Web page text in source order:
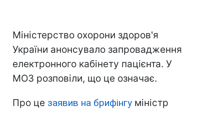
Міністерство охорони здоров'я
України анонсувало запровадження
електронного кабінету пацієнта. У
МОЗ розповіли, що це означає.
Про це заявив на брифінгу міністр